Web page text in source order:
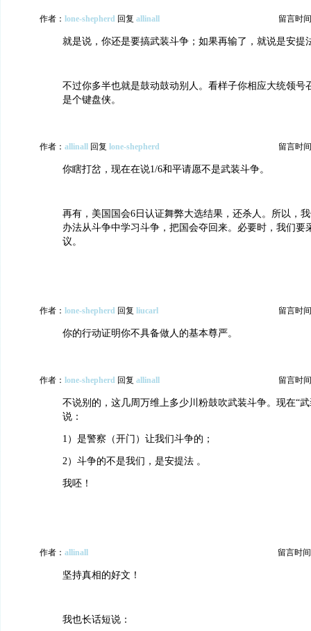
作者： lone-shepherd 回复 allinall 留言时
就是说，你还是要搞武装斗争；如果再输了，就说是安提
不过你多半也就是鼓动鼓动别人。看样子你相应大统领号
是个键盘侠。
作者： allinall 回复 lone-shepherd 留言时
你瞎打岔，现在在说1/6和平请愿不是武装斗争。
再有，美国国会6日认证舞弊大选结果，还杀人。所以，
办法从斗争中学习斗争，把国会夺回来。必要时，我们要
议。
作者： lone-shepherd 回复 liucarl 留言时
你的行动证明你不具备做人的基本尊严。
作者： lone-shepherd 回复 allinall 留言时
不说别的，这几周万维上多少川粉鼓吹武装斗争。现在“
说：
1）是警察（开门）让我们斗争的；
2）斗争的不是我们，是安提法 。
我呸！
作者： allinall 留言时
坚持真相的好文！
我也长话短说：